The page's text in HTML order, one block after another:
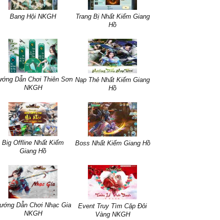
Bang Hội NKGH
Trang Bị Nhất Kiếm Giang
Hồ
Dẫn Chơi Thiên Sơn
NKGH
Nạp Thẻ Nhất Kiếm Giang
Hồ
Big Offline Nhất Kiếm
Giang Hồ
Boss Nhất Kiếm Giang Hồ
Dẫn Chơi Nhạc Gia
NKGH
Event Truy Tìm Cặp Đôi
Vàng NKGH